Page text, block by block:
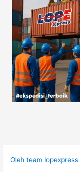
Olehteam lopexpress